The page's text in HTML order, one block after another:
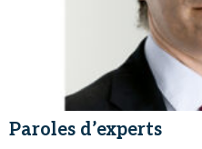
Paroles d’experts